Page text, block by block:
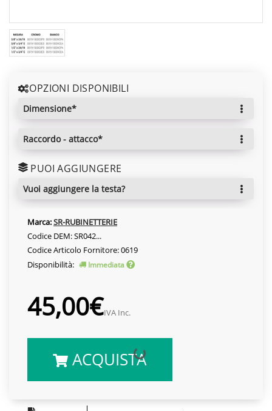
OPZIONI DISPONIBILI
dimensione*
raccordo - attacco*
PUOI AGGIUNGERE
vuoi aggiungere la testa?
Marca:SR-RUBINETTERIE
Codice DEM: SR042...
Codice Articolo Fornitore: 0619
Disponibilità:
Immediata
45,00€IVA Inc.
ACQUISTA